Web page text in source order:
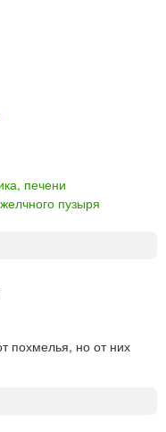
печени
пузыря
похмелья, но от них